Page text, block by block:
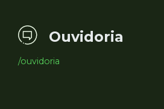
Ouvidoria
/ouvidoria